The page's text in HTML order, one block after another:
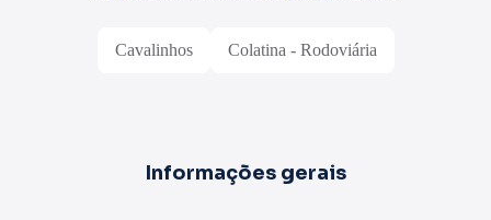
Cavalinhos Colatina - Rodoviária
Informações gerais